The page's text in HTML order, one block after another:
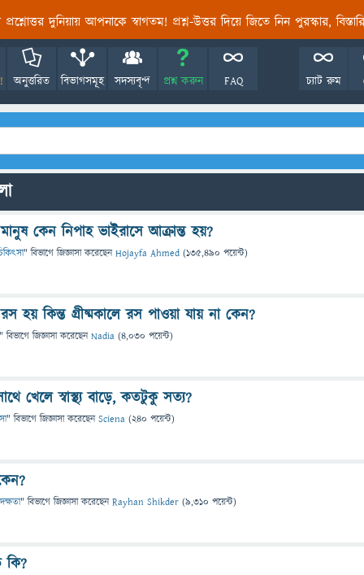
প্রশ্নোত্তর দুনিয়ায় আপনাকে স্বাগতম! প্রশ্ন-উত্তর দিয়ে জিতে নিন পুরস্কার,
অনুত্তরিত বিভাগসমূহ সদস্যবৃন্দ প্রশ্ন করুন FAQ চ্যাট রুম
কেন নিপাহ ভাইরাসে আক্রান্ত হয়?
" বিভাগে জিজ্ঞাসাকরেছেনHojayfa Ahmed (135,490 পয়েন্ট)
হয় কিন্ত গ্রীষ্মকালে রস পাওয়া যায় না কেন?
" বিভাগে জিজ্ঞাসাকরেছেনNadia (4,030 পয়েন্ট)
খেলে স্বাস্থ্য বাড়ে, কতটুকু সত্য?
" বিভাগে জিজ্ঞাসাকরেছেনSciena (240 পয়েন্ট)
" বিভাগে জিজ্ঞাসাকরেছেনRayhan Shikder (9,310 পয়েন্ট)
কি?